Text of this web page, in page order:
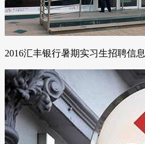
2016汇丰银行暑期实习生招聘信息